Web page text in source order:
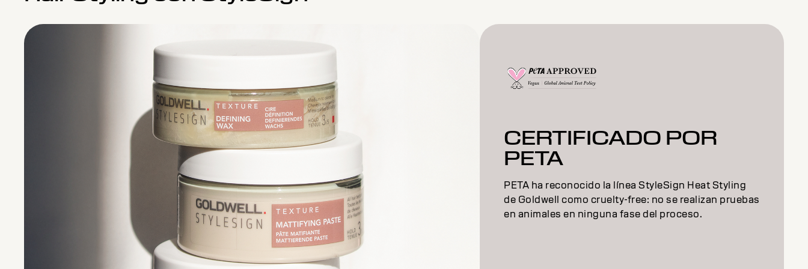
CERTIFICADO POR
PETA
PETA ha reconocido la línea StyleSign Heat Styling
de Goldwell como cruelty-free: no se realizan pruebas
en animales en ninguna fase del proceso.